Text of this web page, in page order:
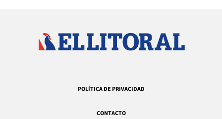
POLÍTICA DE PRIVACIDAD
CONTACTO